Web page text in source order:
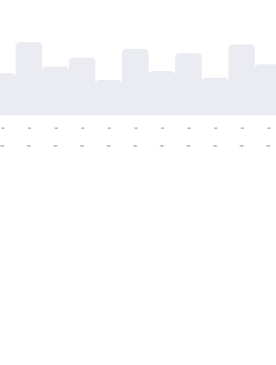
-
-
-
-
-
-
-
-
-
-
-
-
-
-
-
-
-
-
-
-
-
-